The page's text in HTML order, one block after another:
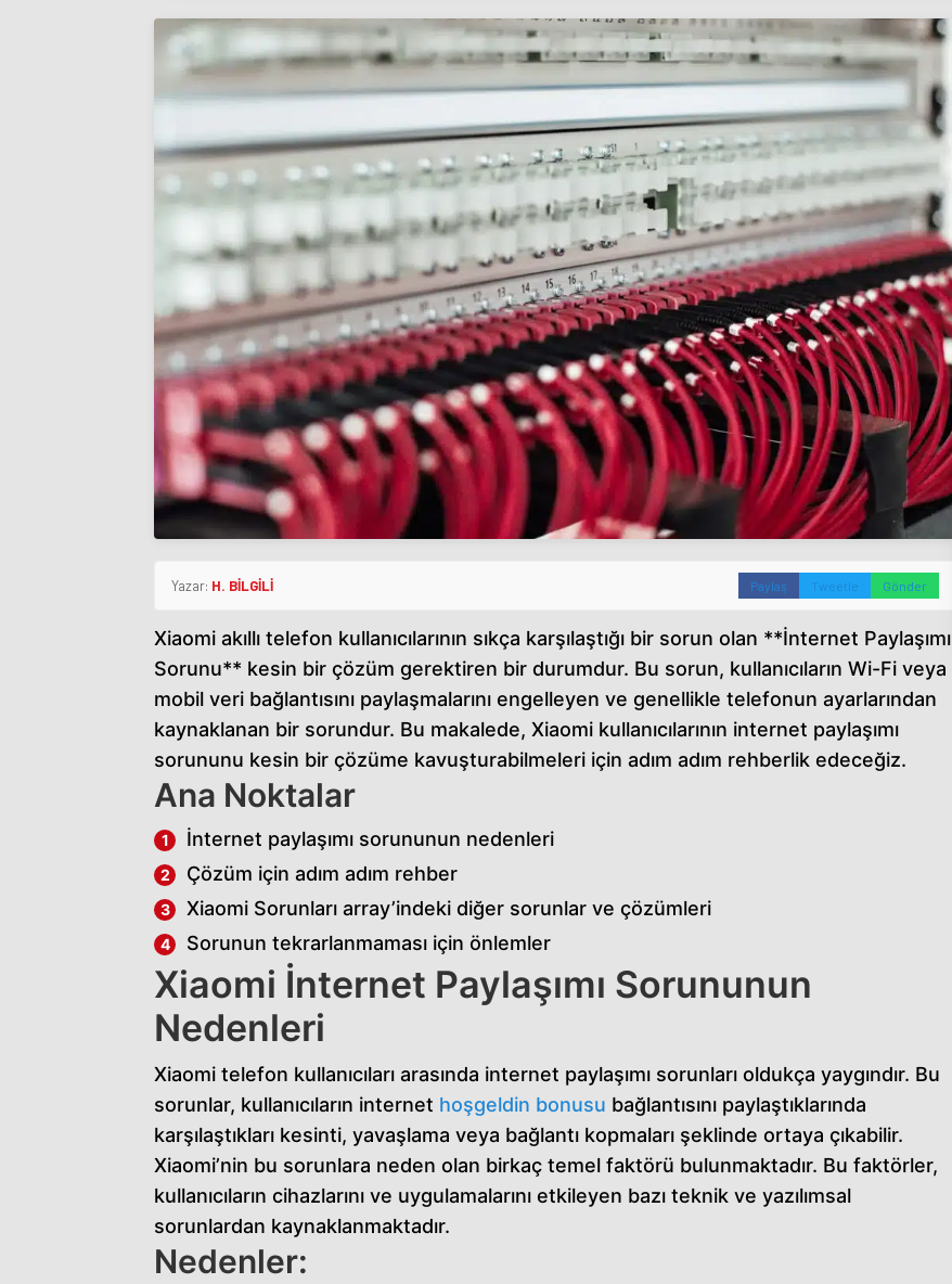
Yazar: H. BİLGİLİ Paylaş Tweetle Gönder
h
a
l
k
a
l
ı
e
s
c
o
r
e
s
e
n
y
u
Xiaomi akıllı telefon kullanıcılarının sıkça karşılaştığı bir sorun olan **İnternet Paylaşımı
Sorunu** kesin bir çözüm gerektiren bir durumdur. Bu sorun, kullanıcıların Wi-Fi veya
mobil veri bağlantısını paylaşmalarını engelleyen ve genellikle telefonun ayarlarından
kaynaklanan bir sorundur. Bu makalede, Xiaomi kullanıcılarının internet paylaşımı
sorununu kesin bir çözüme kavuşturabilmeleri için adım adım rehberlik edeceğiz.
Ana Noktalar
İnternet paylaşımı sorununun nedenleri
Çözüm için adım adım rehber
Xiaomi Sorunları array’indeki diğer sorunlar ve çözümleri
Sorunun tekrarlanmaması için önlemler
Xiaomi İnternet Paylaşımı Sorununun
Nedenleri
Xiaomi telefon kullanıcıları arasında internet paylaşımı sorunları oldukça yaygındır. Bu
sorunlar, kullanıcıların internet hoşgeldin bonusu bağlantısını paylaştıklarında
karşılaştıkları kesinti, yavaşlama veya bağlantı kopmaları şeklinde ortaya çıkabilir.
Xiaomi’nin bu sorunlara neden olan birkaç temel faktörü bulunmaktadır. Bu faktörler,
kullanıcıların cihazlarını ve uygulamalarını etkileyen bazı teknik ve yazılımsal
sorunlardan kaynaklanmaktadır.
Nedenler: